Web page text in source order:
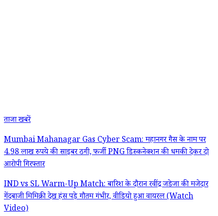
ताजा खबरें
Mumbai Mahanagar Gas Cyber Scam: महानगर गैस के नाम पर
4.98 लाख रुपये की साइबर ठगी, फर्जी PNG डिस्कनेक्शन की धमकी देकर दो
आरोपी गिरफ्तार
IND vs SL Warm-Up Match: बारिश के दौरान रवींद्र जडेजा की मजेदार
गेंदबाजी मिमिक्री देख हंस पड़े गौतम गंभीर, वीडियो हुआ वायरल (Watch
Video)